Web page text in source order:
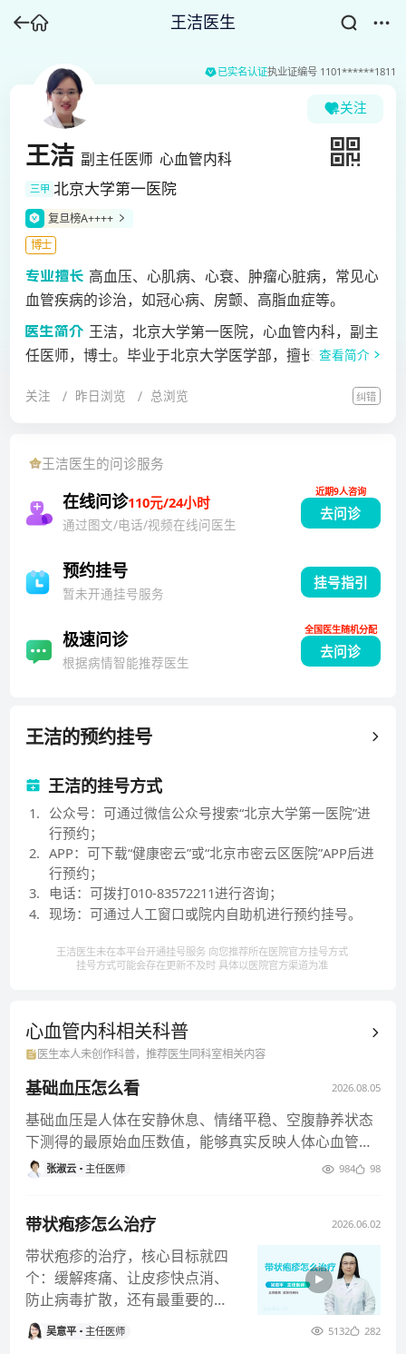
王洁医生
已实名认证执业证编号 1101******1811
关注
王洁 副主任医师 心血管内科
三甲 北京大学第一医院
复旦榜A++++
博士
高血压、心肌病、心衰、肿瘤心脏病，常见心
血管疾病的诊治，如冠心病、房颤、高脂血症等。
王洁，北京大学第一医院，心血管内科，副主
任医师，博士。毕业于北京大学医学部，擅长高血压、
如冠心病、房颤、高脂血症等。
查看简介
关注 昨日浏览 总浏览 纠错
王洁医生的问诊服务
在线问诊110元/24小时
通过图文/电话/视频在线问医生
去问诊
近期9人咨询
预约挂号
暂未开通挂号服务
挂号指引
极速问诊
根据病情智能推荐医生
去问诊
全国医生随机分配
王洁的预约挂号
王洁的挂号方式
1. 公众号：可通过微信公众号搜索“北京大学第一医院”进
行预约；
2. APP：可下载“健康密云”或“北京市密云区医院”APP后进
行预约；
3. 电话：可拨打010-83572211进行咨询；
4. 现场：可通过人工窗口或院内自助机进行预约挂号。
王洁医生未在本平台开通挂号服务 向您推荐所在医院官方挂号方式
挂号方式可能会存在更新不及时 具体以医院官方渠道为准
心血管内科相关科普
医生本人未创作科普，推荐医生同科室相关内容
基础血压怎么看 2026.08.05
基础血压是人体在安静休息、情绪平稳、空腹静养状态
下测得的最原始血压数值，能够真实反映人体心血管基
础状态，不受运动、情绪、
张淑云 主任医师 984 98
带状疱疹怎么治疗 2026.06.02
带状疱疹的治疗，核心目标就四
个：缓解疼痛、让皮疹快点消、
防止病毒扩散，还有最重要的，
预防后遗神经痛这些并发症，关
键就记住
吴意平 主任医师 5132 282